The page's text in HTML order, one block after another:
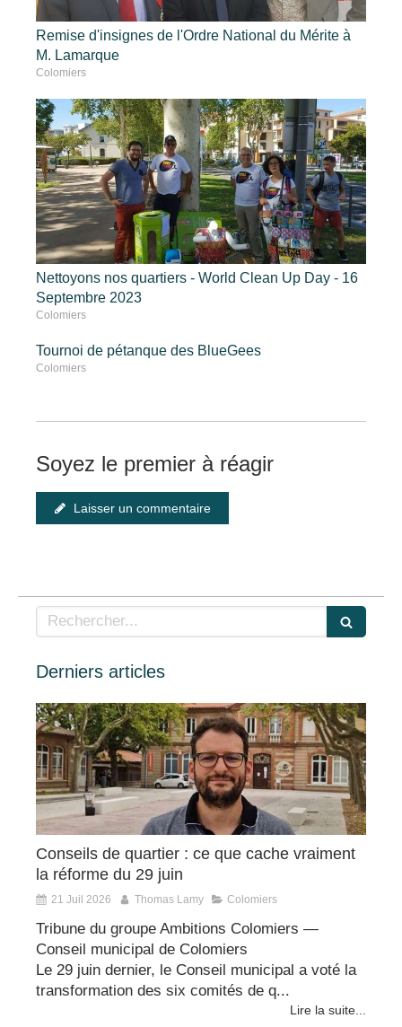
Remise d'insignes de l'Ordre National du Mérite à
M. Lamarque
Colomiers
Nettoyons nos quartiers - World Clean Up Day - 16
Septembre 2023
Colomiers
Tournoi de pétanque des BlueGees
Colomiers
Soyez le premier à réagir
Laisser un commentaire
Rechercher
Derniers articles
Conseils de quartier : ce que cache vraiment
la réforme du 29 juin
21 Juil 2026 Thomas Lamy Colomiers
Tribune du groupe Ambitions Colomiers —
Conseil municipal de Colomiers
Le 29 juin dernier, le Conseil municipal a voté la
transformation des six comités de q...
Lire la suite...